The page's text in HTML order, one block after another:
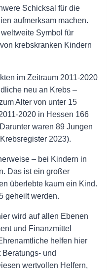
Schicksal für die
aufmerksam machen.
Symbol für
krebskranken Kindern
im Zeitraum 2011-2020
neu an Krebs –
Alter von unter 15
2020 in Hessen 166
waren 89 Jungen
2023).
– bei Kindern in
Das ist ein großer
überlebte kaum ein Kind.
geheilt werden.
wird auf allen Ebenen
und Finanzmittel
helfen hier
und
wertvollen Helfern,